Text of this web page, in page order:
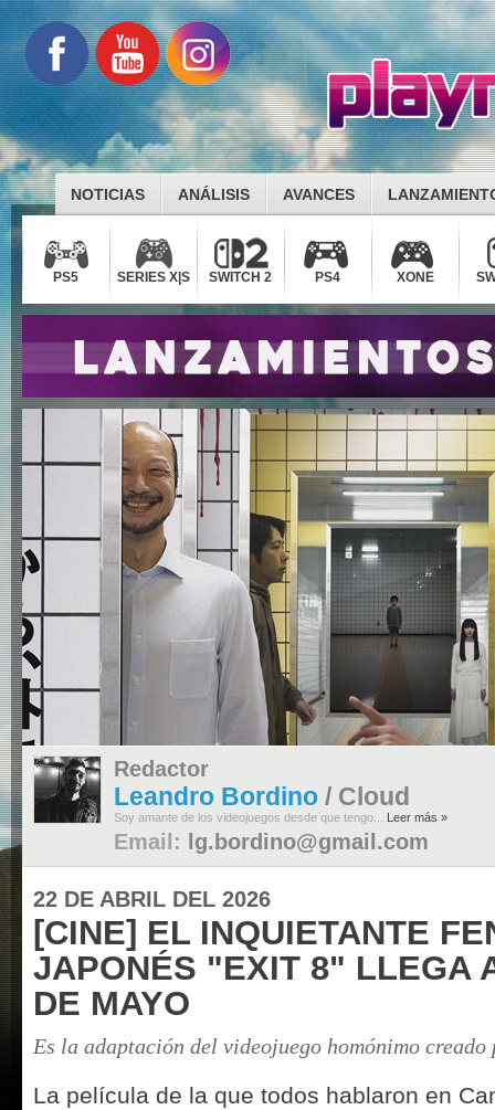
NOTICIAS ANÁLISIS AVANCES
PS5 SERIES X|S SWITCH 2 PS4 XONE
Redactor
Leandro Bordino / Cloud
Soy amante de los videojuegos desde que tengo... Leer más »
Email: lg.bordino@gmail.com
22 DE ABRIL DEL 2026
[CINE] EL INQUIETANTE
JAPONÉS "EXIT 8" LLEGA
DE MAYO
Es la adaptación del videojuego homónimo creado
La película de la que todos hablaron en